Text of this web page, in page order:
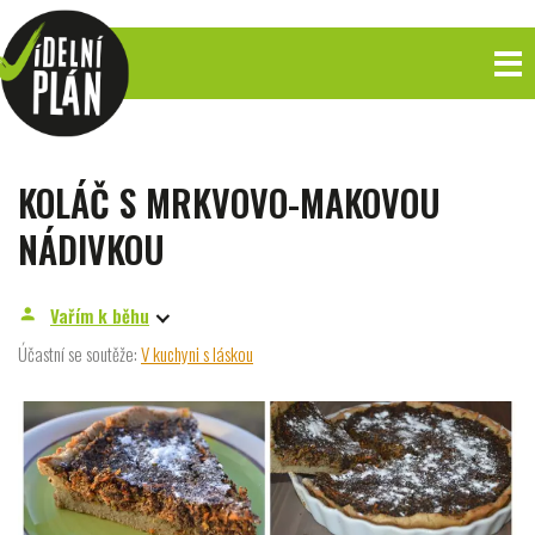
KOLÁČ S MRKVOVO-MAKOVOU
NÁDIVKOU
person
Vařím k běhu
Účastní se soutěže:V kuchyni s láskou